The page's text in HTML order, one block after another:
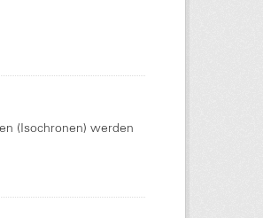
(Isochronen) werden